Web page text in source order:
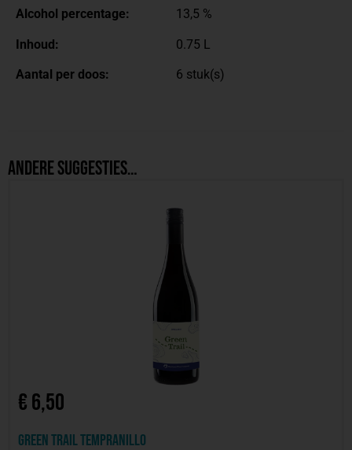
Alcohol percentage: 13,5 %
Inhoud: 0.75 L
Aantal per doos: 6 stuk(s)
Andere suggesties…
€6,50
Green Trail Tempranillo